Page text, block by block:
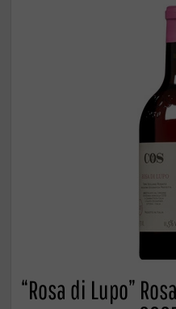
“Rosa di Lupo”